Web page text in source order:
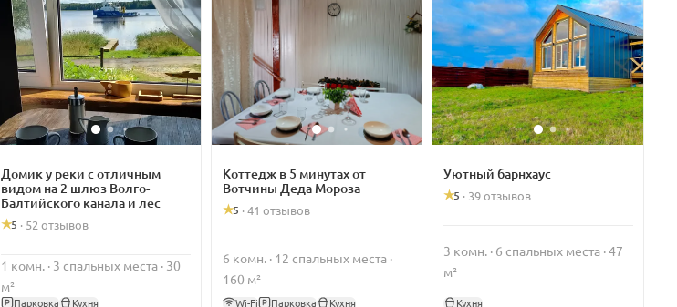
Домик у реки с отличным
видом на 2 шлюз Волго-
Балтийского канала и лес
5 · 52 отзывов
1 комн. · 3 спальных места · 30
м²
Парковка Кухня
Коттедж в 5 минутах от
Вотчины Деда Мороза
5 · 41 отзывов
6 комн. · 12 спальных места ·
160 м²
Wi-Fi Парковка Кухня
Уютный барнхаус
5 · 39 отзывов
3 комн. · 6 спальных места · 47
м²
Кухня